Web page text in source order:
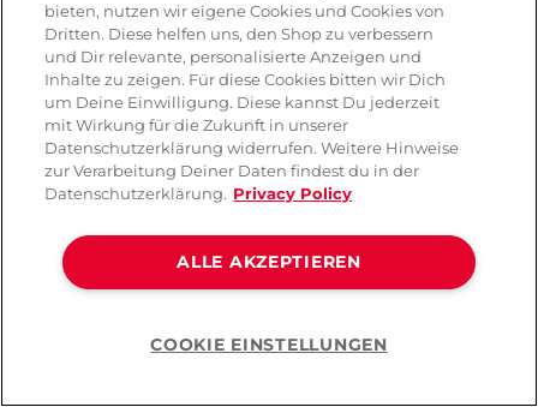
Verifizierung anhand der Nennung deiner E-Mail-
Adresse oder anderer Daten von dir in unserer
Kundendatenbank vornehmen müssen. Sofern
Du dem Erhalt einer solchen nicht widersprochen
hast, kann es auch sein, dass wir dir im Nachhinein
eine Zufriedenheitsumfrage zu unserem
Kundendienst per E-Mail zukommen lassen. Diese
1 S. 1 lit. f DSGVO, um deine Anfrage zu
beantworten bzw. zur Optimierung unseres
bieten, nutzen wir eigene Cookies und Cookies von
Dritten. Diese helfen uns, den Shop zu verbessern
und Dir relevante, personalisierte Anzeigen und
Inhalte zu zeigen. Für diese Cookies bitten wir Dich
um Deine Einwilligung. Diese kannst Du jederzeit
mit Wirkung für die Zukunft in unserer
Datenschutzerklärung widerrufen. Weitere Hinweise
zur Verarbeitung Deiner Daten findest du in der
Datenschutzerklärung. Privacy Policy
ALLE AKZEPTIEREN
COOKIE EINSTELLUNGEN